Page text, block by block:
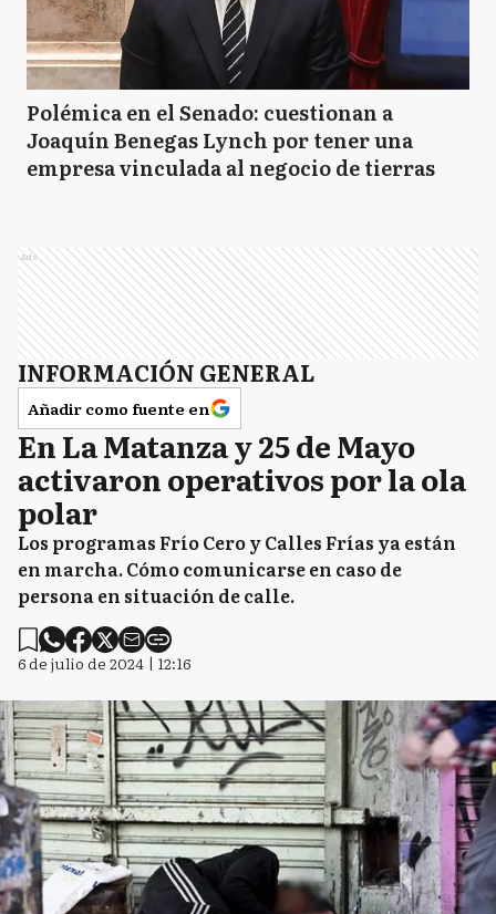
Polémica en el Senado: cuestionan a
Joaquín Benegas Lynch por tener una
empresa vinculada al negocio de tierras
Ads
INFORMACIÓN GENERAL
Añadir como fuente en
En La Matanza y 25 de Mayo
activaron operativos por la ola
polar
Los programas Frío Cero y Calles Frías ya están
en marcha. Cómo comunicarse en caso de
persona en situación de calle.
6 de julio de 2024 | 12:16